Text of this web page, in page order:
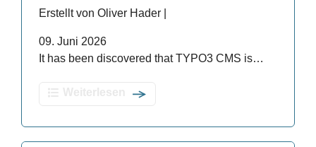
Erstellt von Oliver Hader |
09. Juni 2026
It has been discovered that TYPO3 CMS is…